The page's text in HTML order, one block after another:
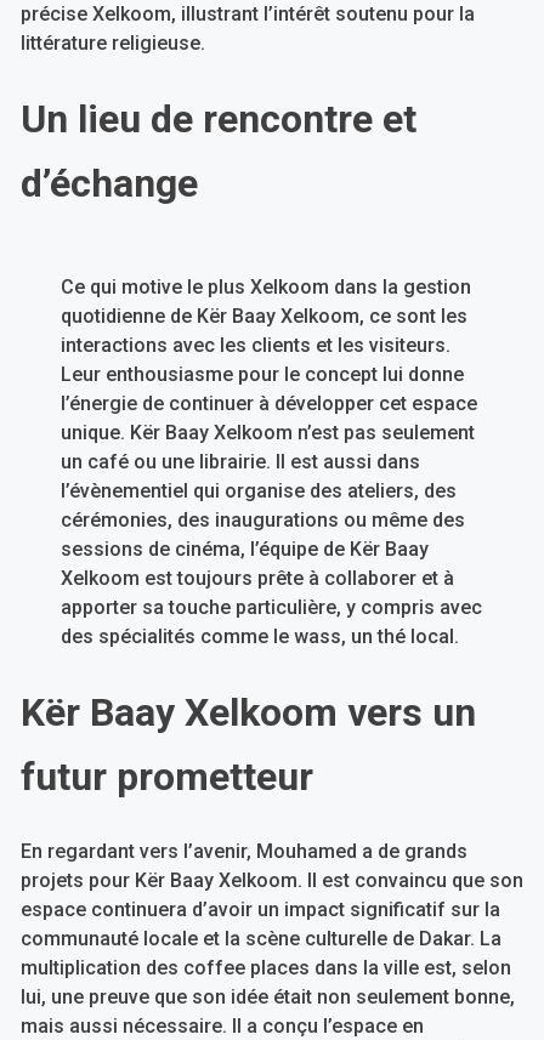
précise Xelkoom, illustrant l’intérêt soutenu pour la
littérature religieuse.
Un lieu de rencontre et
d’échange
Ce qui motive le plus Xelkoom dans la gestion
quotidienne de Kër Baay Xelkoom, ce sont les
interactions avec les clients et les visiteurs.
Leur enthousiasme pour le concept lui donne
l’énergie de continuer à développer cet espace
unique. Kër Baay Xelkoom n’est pas seulement
un café ou une librairie. Il est aussi dans
l’évènementiel qui organise des ateliers, des
cérémonies, des inaugurations ou même des
sessions de cinéma, l’équipe de Kër Baay
Xelkoom est toujours prête à collaborer et à
apporter sa touche particulière, y compris avec
des spécialités comme le wass, un thé local.
Kër Baay Xelkoom vers un
futur prometteur
En regardant vers l’avenir, Mouhamed a de grands
projets pour Kër Baay Xelkoom. Il est convaincu que son
espace continuera d’avoir un impact significatif sur la
communauté locale et la scène culturelle de Dakar. La
multiplication des coffee places dans la ville est, selon
lui, une preuve que son idée était non seulement bonne,
mais aussi nécessaire. Il a conçu l’espace en